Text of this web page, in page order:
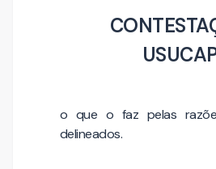
o que o faz pelas
delineados.